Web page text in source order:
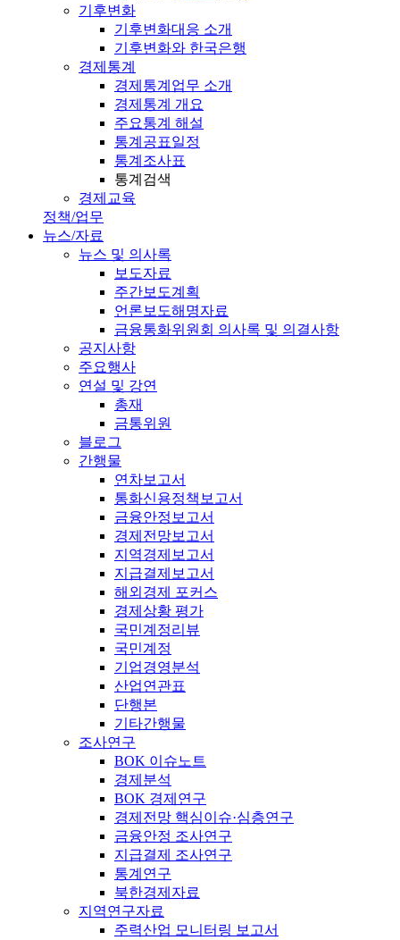
기후변화
기후변화대응 소개
기후변화와 한국은행
경제통계
경제통계업무 소개
경제통계 개요
주요통계 해설
통계공표일정
통계조사표
통계검색
경제교육
정책/업무
뉴스/자료
뉴스 및 의사록
보도자료
주간보도계획
언론보도해명자료
금융통화위원회 의사록 및 의결사항
공지사항
주요행사
연설 및 강연
총재
금통위원
블로그
간행물
연차보고서
통화신용정책보고서
금융안정보고서
경제전망보고서
지역경제보고서
지급결제보고서
해외경제 포커스
경제상황 평가
국민계정리뷰
국민계정
기업경영분석
산업연관표
단행본
기타간행물
조사연구
BOK 이슈노트
경제분석
BOK 경제연구
경제전망 핵심이슈·심층연구
금융안정 조사연구
지급결제 조사연구
통계연구
북한경제자료
지역연구자료
주력산업 모니터링 보고서